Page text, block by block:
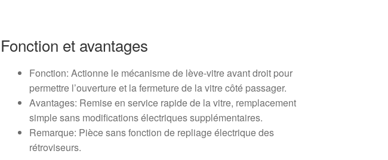
Fonction et avantages
Fonction: Actionne le mécanisme de lève‑vitre avant droit pour
permettre l’ouverture et la fermeture de la vitre côté passager.
Avantages: Remise en service rapide de la vitre, remplacement
simple sans modifications électriques supplémentaires.
Remarque: Pièce sans fonction de repliage électrique des
rétroviseurs.